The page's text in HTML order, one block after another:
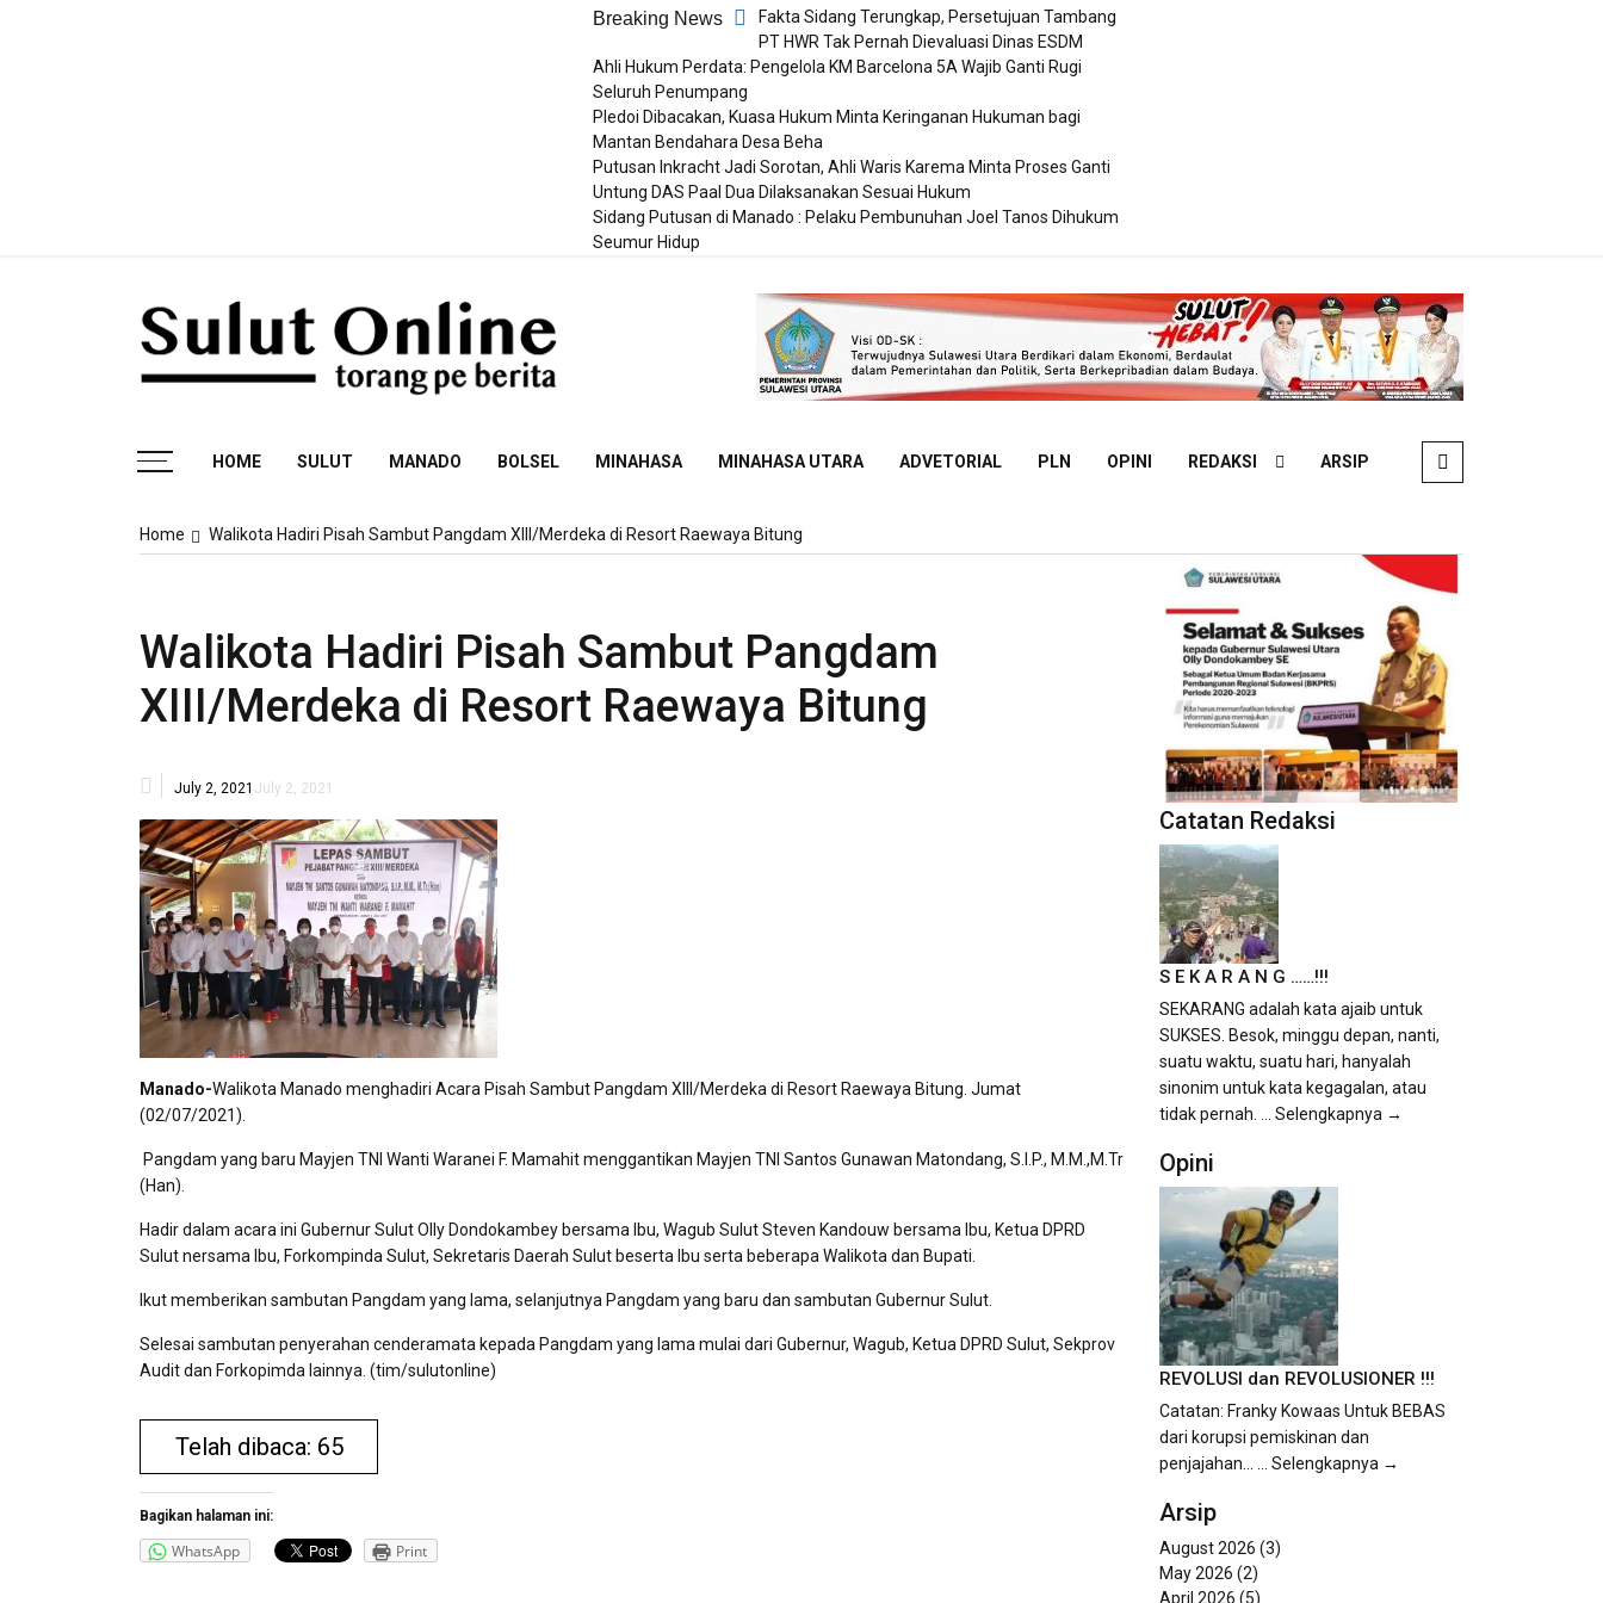
Breaking News
Fakta Sidang Terungkap, Persetujuan Tambang
PT HWR Tak Pernah Dievaluasi Dinas ESDM
Ahli Hukum Perdata: Pengelola KM Barcelona 5A Wajib Ganti Rugi
Seluruh Penumpang
Pledoi Dibacakan, Kuasa Hukum Minta Keringanan Hukuman bagi
Mantan Bendahara Desa Beha
Putusan Inkracht Jadi Sorotan, Ahli Waris Karema Minta Proses Ganti
Untung DAS Paal Dua Dilaksanakan Sesuai Hukum
Sidang Putusan di Manado : Pelaku Pembunuhan Joel Tanos Dihukum
Seumur Hidup
HOME SULUT MANADO BOLSEL MINAHASA MINAHASA UTARA ADVETORIAL PLN OPINI REDAKSI ARSIP
Home Walikota Hadiri Pisah Sambut Pangdam XIII/Merdeka di Resort Raewaya Bitung
Walikota Hadiri Pisah Sambut Pangdam
XIII/Merdeka di Resort Raewaya Bitung
July 2, 2021 July 2, 2021
Manado-Walikota Manado menghadiri Acara Pisah Sambut Pangdam XIII/Merdeka di Resort Raewaya Bitung. Jumat
(02/07/2021).
Pangdam yang baru Mayjen TNI Wanti Waranei F. Mamahit menggantikan Mayjen TNI Santos Gunawan Matondang, S.I.P., M.M.,M.Tr
(Han).
Hadir dalam acara ini Gubernur Sulut Olly Dondokambey bersama Ibu, Wagub Sulut Steven Kandouw bersama Ibu, Ketua DPRD
Sulut nersama Ibu, Forkompinda Sulut, Sekretaris Daerah Sulut beserta Ibu serta beberapa Walikota dan Bupati.
Ikut memberikan sambutan Pangdam yang lama, selanjutnya Pangdam yang baru dan sambutan Gubernur Sulut.
Selesai sambutan penyerahan cenderamata kepada Pangdam yang lama mulai dari Gubernur, Wagub, Ketua DPRD Sulut, Sekprov
Audit dan Forkopimda lainnya. (tim/sulutonline)
Telah dibaca: 65
Bagikan halaman ini:
WhatsApp Print
Catatan Redaksi
S E K A R A N G ……!!!
SEKARANG adalah kata ajaib untuk
SUKSES. Besok, minggu depan, nanti,
suatu waktu, suatu hari, hanyalah
sinonim untuk kata kegagalan, atau
tidak pernah. ... Selengkapnya →
Opini
REVOLUSI dan REVOLUSIONER !!!
Catatan: Franky Kowaas Untuk BEBAS
dari korupsi pemiskinan dan
penjajahan... ... Selengkapnya →
Arsip
August 2026 (3)
May 2026 (2)
April 2026 (5)